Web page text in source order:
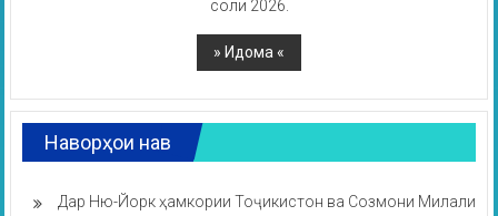
соли 2026.
Наворҳои нав
Дар Ню-Йорк ҳамкории Тоҷикистон ва Созмони Милали